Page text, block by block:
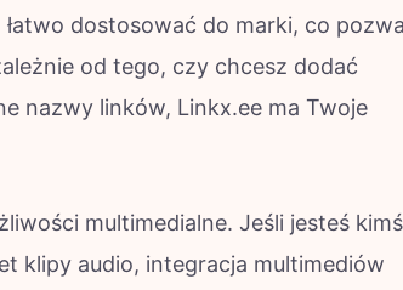
dostosować do marki, co
od tego, czy chcesz dodać
nazwy linków, Linkx.ee ma Twoje
multimedialne. Jeśli jesteś
klipy audio, integracja multimediów